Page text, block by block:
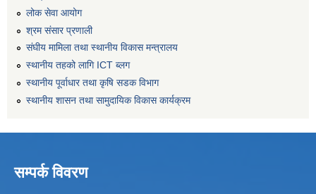
लोक सेवा आयोग
श्रम संसार प्रणाली
संघीय मामिला तथा स्थानीय विकास मन्त्रालय
स्थानीय तहको लागि ICT ब्लग
स्थानीय पूर्वाधार तथा कृषि सडक विभाग
स्थानीय शासन तथा सामुदायिक विकास कार्यक्रम
सम्पर्क विवरण